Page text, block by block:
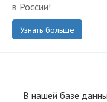
в России!
Узнать больше
В нашей базе